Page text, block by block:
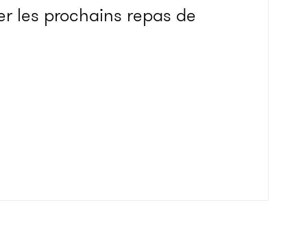
les prochains repas de